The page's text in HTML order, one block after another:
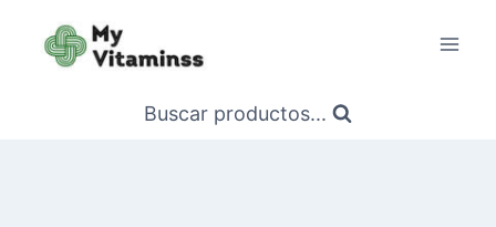
contenido
Buscar productos...